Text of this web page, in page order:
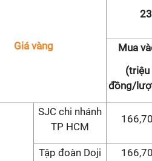
Giá vàng
Mua
(triệu
đồng/
SJC chi nhánh
TP HCM
166,70
Tập đoàn Doji 166,70